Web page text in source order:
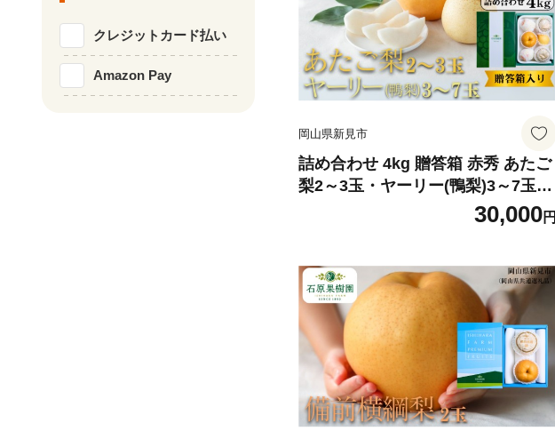
岡山県新見市
詰め合わせ 4kg 贈答箱 赤秀 あたご
梨2～3玉・ヤーリー(鴨梨)3～7玉
【先行予約 2026年11月中旬から順
30,000円
クレジットカード払い
Amazon Pay